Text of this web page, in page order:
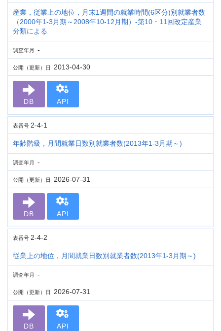
産業，従業上の地位，月末1週間の就業時間(6区分)別就業者数
（2000年1-3月期～2008年10-12月期）-第10・11回改定産業
分類による
調査年月 -
公開（更新）日 2013-04-30
DB API
表番号 2-4-1
年齢階級，月間就業日数別就業者数(2013年1-3月期～)
調査年月 -
公開（更新）日 2026-07-31
DB API
表番号 2-4-2
従業上の地位，月間就業日数別就業者数(2013年1-3月期～)
調査年月 -
公開（更新）日 2026-07-31
DB API